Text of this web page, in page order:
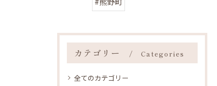
カテゴリー Categories
全てのカテゴリー